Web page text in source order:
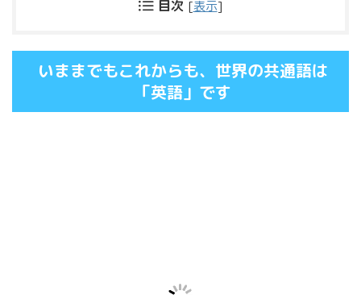
目次 [表示]
いままでもこれからも、世界の共通語は
「英語」です